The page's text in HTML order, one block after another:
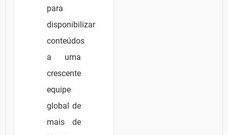
para
disponibilizar
conteúdos
a uma
crescente
equipe
global de
mais de